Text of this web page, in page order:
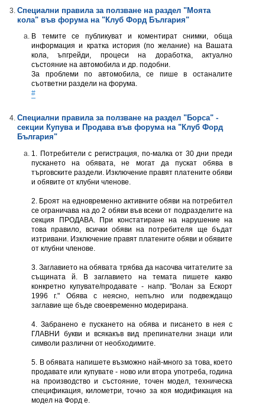
Специални правила за ползване на раздел "Моята
кола" във форумa на "Клуб Форд България"
В темите се публикуват и коментират снимки, обща
информация и кратка история (по желание) на Вашата
кола, ъпгрейди, процеси на доработка, актуално
състояние на автомобила и др. подобни.
За проблеми по автомобила, се пише в останалите
съответни раздели на форума.
#
Специални правила за ползване на раздел "Борса" -
секции Купува и Продава във форумa на "Клуб Форд
България"
1. Потребители с регистрация, по-малка от 30 дни преди
пускането на обявата, не могат да пускат обява в
търговските раздели. Изключение правят платените обяви
и обявите от клубни членове.
2. Броят на едновременно активните обяви на потребител
се ограничава на до 2 обяви във всеки от подразделите на
секция ПРОДАВА. При констатиране на нарушение на
това правило, всички обяви на потребителя ще бъдат
изтривани. Изключение правят платените обяви и обявите
от клубни членове.
3. Заглавието на обявата трябва да насочва читателите за
същината й. В заглавието на темата пишете какво
конкретно купувате/продавате - напр. "Волан за Ескорт
1996 г." Обява с неясно, непълно или подвеждащо
заглавие ще бъде своевременно модерирана.
4. Забранено е пускането на обява и писането в нея с
ГЛАВНИ букви и всякакъв вид препинателни знаци или
символи различни от необходимите.
5. В обявата напишете възможно най-много за това, което
продавате или купувате - ново или втора употреба, година
на производство и състояние, точен модел, техническа
спецификация, километри, точно за коя модификация на
модел на Форд е.